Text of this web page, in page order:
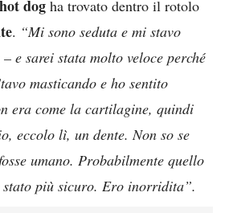
hot dog ha trovato dentro il rotolo
. “Mi sono seduta e mi stavo
– e sarei stata molto veloce perché
masticando e ho sentito
era come la cartilagine, quindi
eccolo lì, un dente. Non so se
umano. Probabilmente quello
stato più sicuro. Ero inorridita”.